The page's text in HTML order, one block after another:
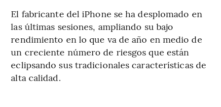
El fabricante del iPhone se ha desplomado en
las últimas sesiones, ampliando su bajo
rendimiento en lo que va de año en medio de
un creciente número de riesgos que están
eclipsando sus tradicionales características de
alta calidad.